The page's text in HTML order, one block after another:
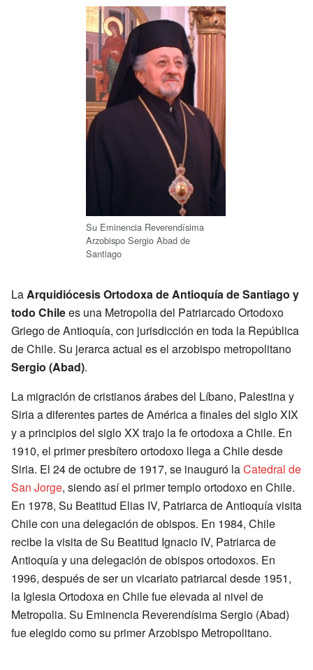
Su Eminencia Reverendísima
Arzobispo Sergio Abad de
Santiago
La Arquidiócesis Ortodoxa de Antioquía de Santiago y
todo Chilees una Metropolia del Patriarcado Ortodoxo
Griego de Antioquía, con jurisdicción en toda la República
de Chile. Su jerarca actual es el arzobispo metropolitano
Sergio (Abad).
La migración de cristianos árabes del Líbano, Palestina y
Siria a diferentes partes de América a finales del siglo XIX
y a principios del siglo XX trajo la fe ortodoxa a Chile. En
1910, el primer presbítero ortodoxo llega a Chile desde
Siria. El 24 de octubre de 1917, se inauguró laCatedral de
San Jorge, siendo así el primer templo ortodoxo en Chile.
En 1978, Su Beatitud Elias IV, Patriarca de Antioquía visita
Chile con una delegación de obispos. En 1984, Chile
recibe la visita de Su Beatitud Ignacio IV, Patriarca de
Antioquía y una delegación de obispos ortodoxos. En
1996, después de ser un vicariato patriarcal desde 1951,
la Iglesia Ortodoxa en Chile fue elevada al nivel de
Metropolia. Su Eminencia Reverendísima Sergio (Abad)
fue elegido como su primer Arzobispo Metropolitano.